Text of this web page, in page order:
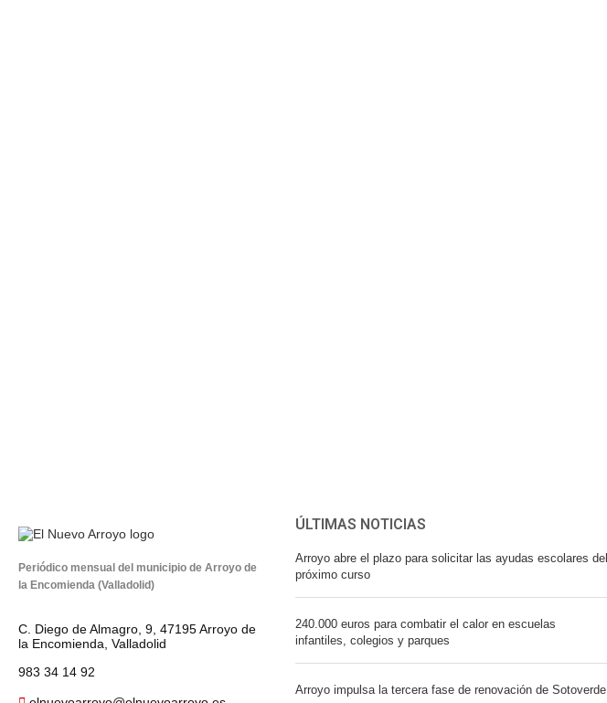
Periódico mensual del municipio de Arroyo de
la Encomienda (Valladolid)
C. Diego de Almagro, 9, 47195 Arroyo de
la Encomienda, Valladolid
983 34 14 92
ÚLTIMAS NOTICIAS
Arroyo abre el plazo para solicitar las ayudas escolares del
próximo curso
240.000 euros para combatir el calor en escuelas
infantiles, colegios y parques
Arroyo impulsa la tercera fase de renovación de Sotoverde